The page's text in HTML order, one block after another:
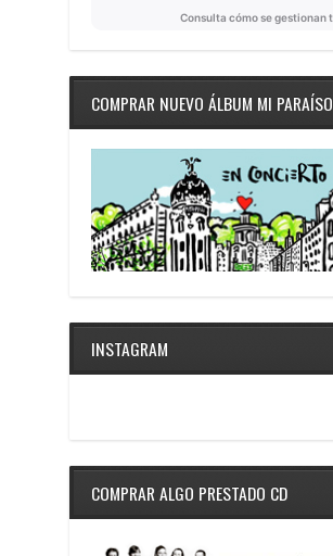
COMPRAR NUEVO ÁLBUM MI PARAÍSO
INSTAGRAM
COMPRAR ALGO PRESTADO CD